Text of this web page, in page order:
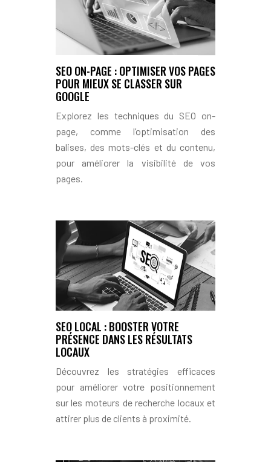
SEO ON-PAGE : OPTIMISER VOS PAGES
POUR MIEUX SE CLASSER SUR
GOOGLE
Explorez les techniques du SEO on-
page, comme l’optimisation des
balises, des mots-clés et du contenu,
pour améliorer la visibilité de vos
pages.
SEO LOCAL : BOOSTER VOTRE
PRÉSENCE DANS LES RÉSULTATS
LOCAUX
Découvrez les stratégies efficaces
pour améliorer votre positionnement
sur les moteurs de recherche locaux et
attirer plus de clients à proximité.